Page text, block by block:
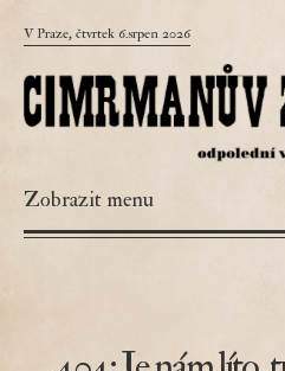
V Praze, čtvrtek 6.srpen 2026
Zobrazit menu